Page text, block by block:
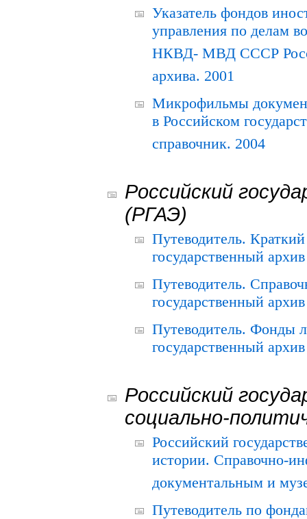
Указатель фондов
управления по делам
НКВД- МВД СССР
архива. 2001
Микрофильмы
в Российском
справочник. 2004
Российский
(РГАЭ)
Путеводитель.
государственный
Путеводитель.
государственный
Путеводитель. Фонды
государственный
Российский
социально-
Российский
истории. Справочно-
документальным и
Путеводитель по